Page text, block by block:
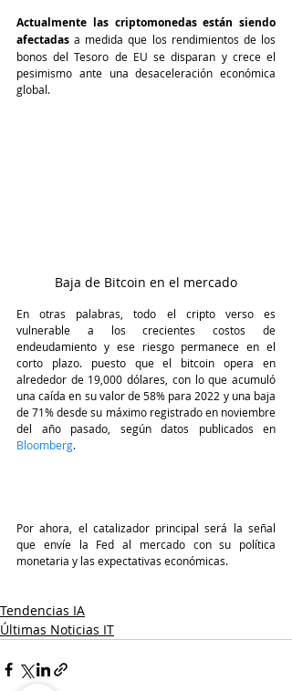
Actualmente las criptomonedas están siendo
afectadas a medida que los rendimientos de los
bonos del Tesoro de EU se disparan y crece el
pesimismo ante una desaceleración económica
global.
Baja de Bitcoin en el mercado
En otras palabras, todo el cripto verso es
vulnerable a los crecientes costos de
endeudamiento y ese riesgo permanece en el
corto plazo. puesto que el bitcoin opera en
alrededor de 19,000 dólares, con lo que acumuló
una caída en su valor de 58% para 2022 y una baja
de 71% desde su máximo registrado en noviembre
Bloomberg.
Por ahora, el catalizador principal será la señal
que envíe la Fed al mercado con su política
monetaria y las expectativas económicas.
Tendencias IA
Últimas Noticias IT